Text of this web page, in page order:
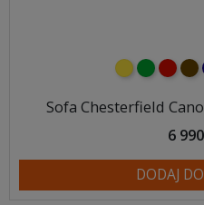
żółtyzielony
Sofa Chesterfield
6
DODAJ